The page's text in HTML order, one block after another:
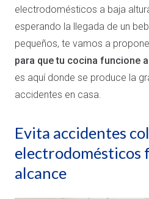
electrodomésticos a baja
esperando la llegada de un
pequeños, te vamos a
para que tu cocina funcione
es aquí donde se produce la
accidentes en casa.
Evita accidentes
electrodomésticos
alcance